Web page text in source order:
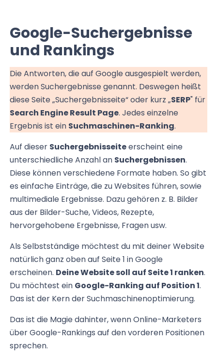
Google-Suchergebnisse
und Rankings
Die Antworten, die auf Google ausgespielt werden,
werden Suchergebnisse genannt. Deswegen heißt
diese Seite „Suchergebnisseite“ oder kurz „SERP" für
Search Engine Result Page. Jedes einzelne
Ergebnis ist ein Suchmaschinen-Ranking.
Auf dieser Suchergebnisseiteerscheint eine
unterschiedliche Anzahl an Suchergebnissen.
Diese können verschiedene Formate haben. So gibt
es einfache Einträge, die zu Websites führen, sowie
multimediale Ergebnisse. Dazu gehören z. B. Bilder
aus der Bilder-Suche, Videos, Rezepte,
hervorgehobene Ergebnisse, Fragen usw.
Als Selbstständige möchtest du mit deiner Website
natürlich ganz oben auf Seite 1 in Google
erscheinen. Deine Website soll auf Seite 1 ranken.
Du möchtest ein Google-Ranking auf Position 1.
Das ist der Kern der Suchmaschinenoptimierung.
Das ist die Magie dahinter, wenn Online-Marketers
über Google-Rankings auf den vorderen Positionen
sprechen.